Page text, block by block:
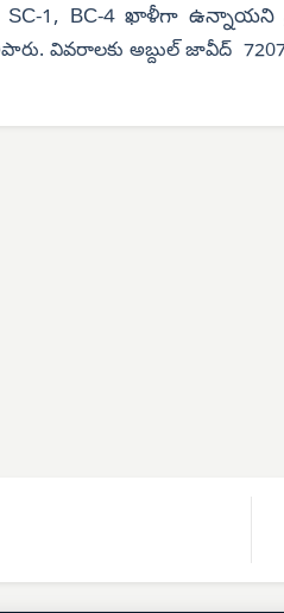
SC-1, BC-4 ఖాళీగా
వివరాలకు అబ్దుల్ జావీద్